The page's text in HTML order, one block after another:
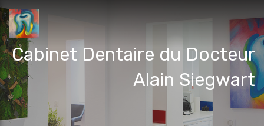
Cabinet Dentaire du Docteur
Alain Siegwart